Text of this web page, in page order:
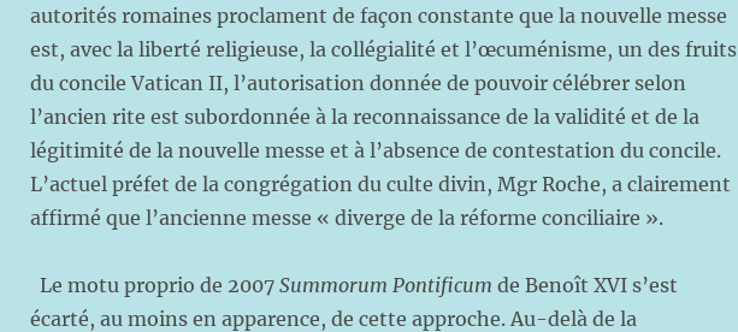
autorités romaines proclament de façon constante que la nouvelle messe
est, avec la liberté religieuse, la collégialité et l’œcuménisme, un des fruits
du concile Vatican II, l’autorisation donnée de pouvoir célébrer selon
l’ancien rite est subordonnée à la reconnaissance de la validité et de la
légitimité de la nouvelle messe et à l’absence de contestation du concile.
L’actuel préfet de la congrégation du culte divin, Mgr Roche, a clairement
affirmé que l’ancienne messe « diverge de la réforme conciliaire ».
Le motu proprio de 2007Summorum Pontificum de Benoît XVI s’est
écarté, au moins en apparence, de cette approche. Au-delà de la